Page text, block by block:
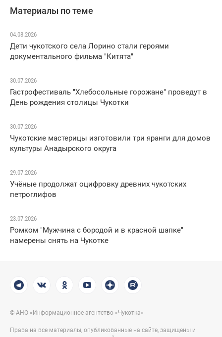
Материалы по теме
04.08.2026
Дети чукотского села Лорино стали героями
документального фильма "Китята"
30.07.2026
Гастрофестиваль "Хлебосольные горожане" проведут в
День рождения столицы Чукотки
30.07.2026
Чукотские мастерицы изготовили три яранги для домов
культуры Анадырского округа
29.07.2026
Учёные продолжат оцифровку древних чукотских
петроглифов
23.07.2026
Ромком "Мужчина с бородой и в красной шапке"
намерены снять на Чукотке
© АНО «Информационное агентство «Чукотка»
Права на все материалы, опубликованные на сайте, защищены и